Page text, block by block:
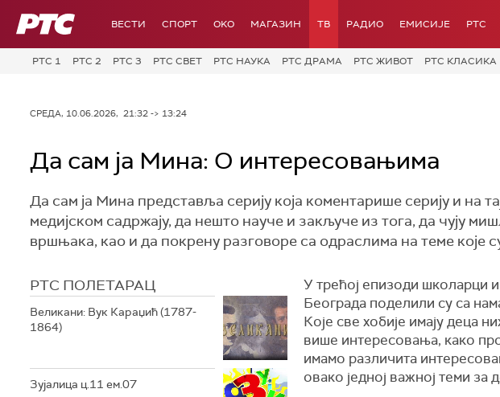
РТС ВЕСТИ СПОРТ OKO МАГАЗИН ТВ РАДИО ЕМИСИЈЕ РТС
РТС 1 РТС 2 РТС 3 РТС СВЕТ РТС НАУКА РТС ДРАМА РТС ЖИВОТ РТС КЛАСИКА
СРЕДА, 10.06.2026, 21:32 -> 13:24
Да сам ја Мина: О интересовањима
Да сам ја Мина представља серију која коментарише серију и на
медијском садржају, да нешто науче и закључе из тога, да чују
вршњака, као и да покрену разговоре са одраслима на теме које
РТС ПОЛЕТАРАЦ
Великани: Вук Караџић (1787-
1864)
Зујалица ц.11 ем.07
У трећој епизоди школарци
Београда поделили су са
Које све хобије имају деца
више интересовања, како
имамо различита
овако једној важној теми за